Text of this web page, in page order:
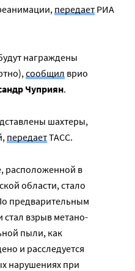
передает РИА
награждены
сообщил врио
Чуприян.
шахтеры,
передаетТАСС.
расположенной в
области, стало
предварительным
взрыв метано-
пыли, как
и расследуется
нарушениях при